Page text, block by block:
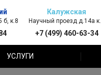
б, к.8
Калужская
Научный проезд д.14а
+7 (499) 460-63-34
УСЛУГИ